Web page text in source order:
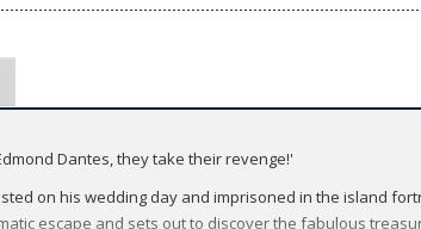
Dantes, they take their revenge!'
on his wedding day and imprisoned in the island
escape and sets out to discover the fabulous